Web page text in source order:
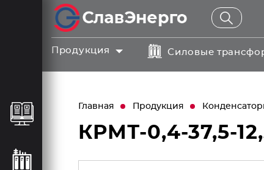
Продукция Силовые
Главная Продукция
КРМТ-0,4-37,5-